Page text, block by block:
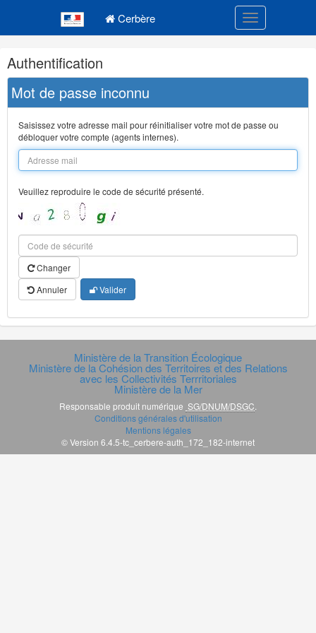
Cerbère Toggle
Navigation
et
outils
annexes
Authentification
Mot de passe inconnu
Saisissez votre adresse mail pour réinitialiser votre mot de passe ou
débloquer votre compte (agents internes).
Veuillez reproduire le code de sécurité présenté.
Changer
Annuler
Valider
Ministère de la Transition Écologique
Ministère de la Cohésion des Territoires et des Relations
avec les Collectivités Terrritoriales
Ministère de la Mer
Responsable produit numérique SG/DNUM/DSGC
Conditions générales d'utilisation
Mentions légales
© Version 6.4.5-tc_cerbere-auth_172_182-internet